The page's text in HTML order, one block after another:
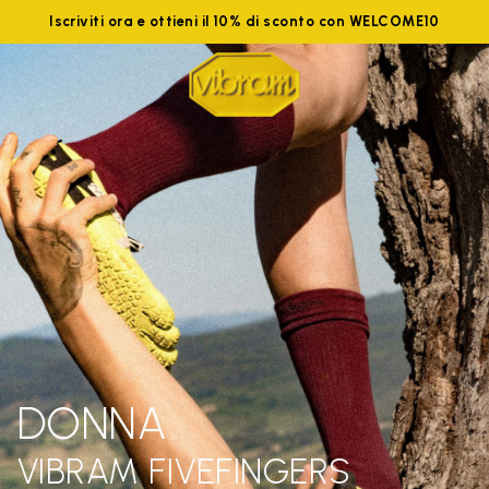
Iscriviti ora e ottieni il 10% di sconto con WELCOME10
DONNA
VIBRAM FIVEFINGERS